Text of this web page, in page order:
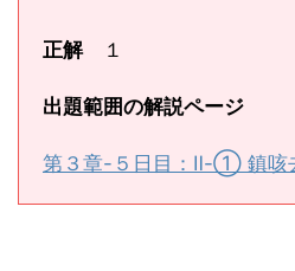
正解１
出題範囲の解説ページ
第３章-５日目：Ⅱ-① 鎮咳